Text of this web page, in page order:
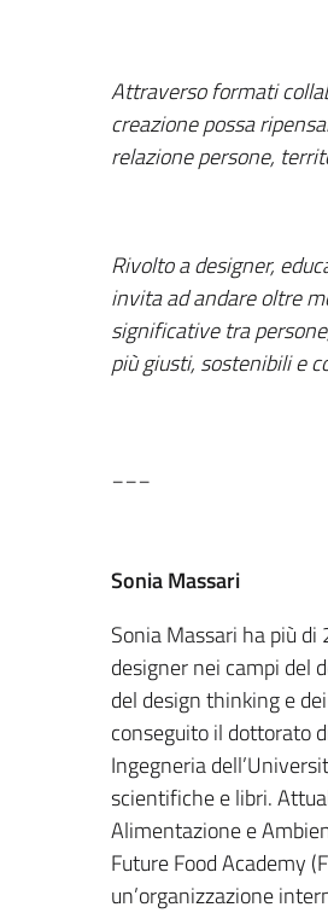
Attraverso formati
creazione possa
relazione persone,
Rivolto a designer,
invita ad andare oltre
significative tra
più giusti, sostenibili e
Sonia Massari
Sonia Massari ha più
designer nei campi del
del design thinking e
conseguito il dottorato
Ingegneria
scientifiche e libri.
Alimentazione e
Future Food Academy
un’organizzazione